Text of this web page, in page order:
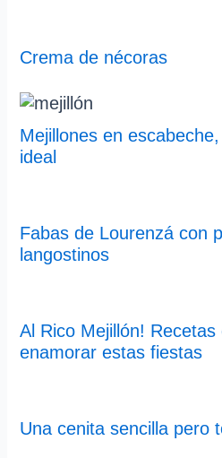
Crema de nécoras
Mejillones en
ideal
Fabas de Lourenzá con
langostinos
Al Rico Mejillón! Recetas
enamorar estas fiestas
Una cenita sencilla pero